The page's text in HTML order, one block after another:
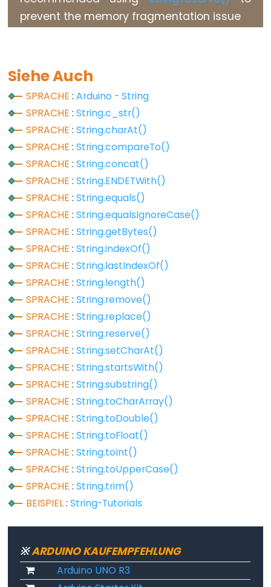
Variable
Qualifiers
const
scope
static
volatile
Digital
IO
digitalRead()
digitalWrite()
pinMode()
Analog
IO
analogRead()
analogReference()
analogWrite()
Advanced
noTone()
pulseIn()
pulseInLong()
prevent the memory fragmentation issue
Siehe Auch
SPRACHE :Arduino - String
SPRACHE :String.c_str()
SPRACHE :String.charAt()
SPRACHE :String.compareTo()
SPRACHE :String.concat()
SPRACHE :String.ENDETWith()
SPRACHE :String.equals()
SPRACHE :String.equalsIgnoreCase()
SPRACHE :String.getBytes()
SPRACHE :String.indexOf()
SPRACHE :String.lastIndexOf()
SPRACHE :String.length()
SPRACHE :String.remove()
SPRACHE :String.replace()
SPRACHE :String.reserve()
SPRACHE :String.setCharAt()
SPRACHE :String.startsWith()
SPRACHE :String.substring()
SPRACHE :String.toCharArray()
SPRACHE :String.toDouble()
SPRACHE :String.toFloat()
SPRACHE :String.toInt()
SPRACHE :String.toUpperCase()
SPRACHE :String.trim()
BEISPIEL:String-Tutorials
※ARDUINO KAUFEMPFEHLUNG
Arduino UNO R3